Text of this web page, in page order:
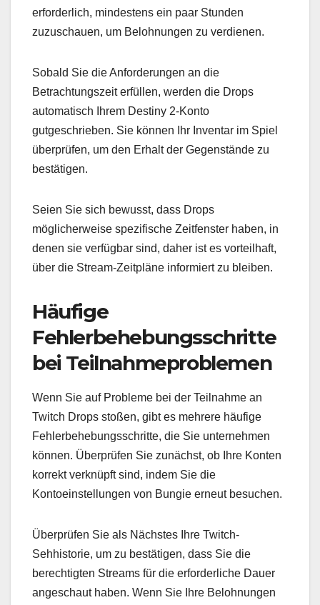
erforderlich, mindestens ein paar Stunden
zuzuschauen, um Belohnungen zu verdienen.
Sobald Sie die Anforderungen an die
Betrachtungszeit erfüllen, werden die Drops
automatisch Ihrem Destiny 2-Konto
gutgeschrieben. Sie können Ihr Inventar im Spiel
überprüfen, um den Erhalt der Gegenstände zu
bestätigen.
Seien Sie sich bewusst, dass Drops
möglicherweise spezifische Zeitfenster haben, in
denen sie verfügbar sind, daher ist es vorteilhaft,
über die Stream-Zeitpläne informiert zu bleiben.
Häufige
Fehlerbehebungsschritte
bei Teilnahmeproblemen
Wenn Sie auf Probleme bei der Teilnahme an
Twitch Drops stoßen, gibt es mehrere häufige
Fehlerbehebungsschritte, die Sie unternehmen
können. Überprüfen Sie zunächst, ob Ihre Konten
korrekt verknüpft sind, indem Sie die
Kontoeinstellungen von Bungie erneut besuchen.
Überprüfen Sie als Nächstes Ihre Twitch-
Sehhistorie, um zu bestätigen, dass Sie die
berechtigten Streams für die erforderliche Dauer
angeschaut haben. Wenn Sie Ihre Belohnungen